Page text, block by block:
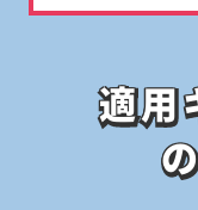
適用
適用